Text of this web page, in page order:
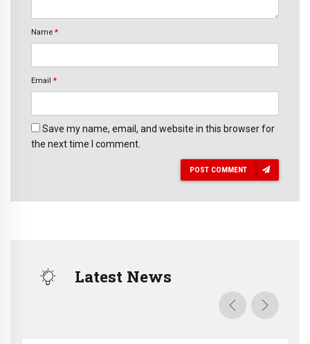
Name *
Email *
Save my name, email, and website in this browser for
the next time I comment.
POST COMMENT
Latest News